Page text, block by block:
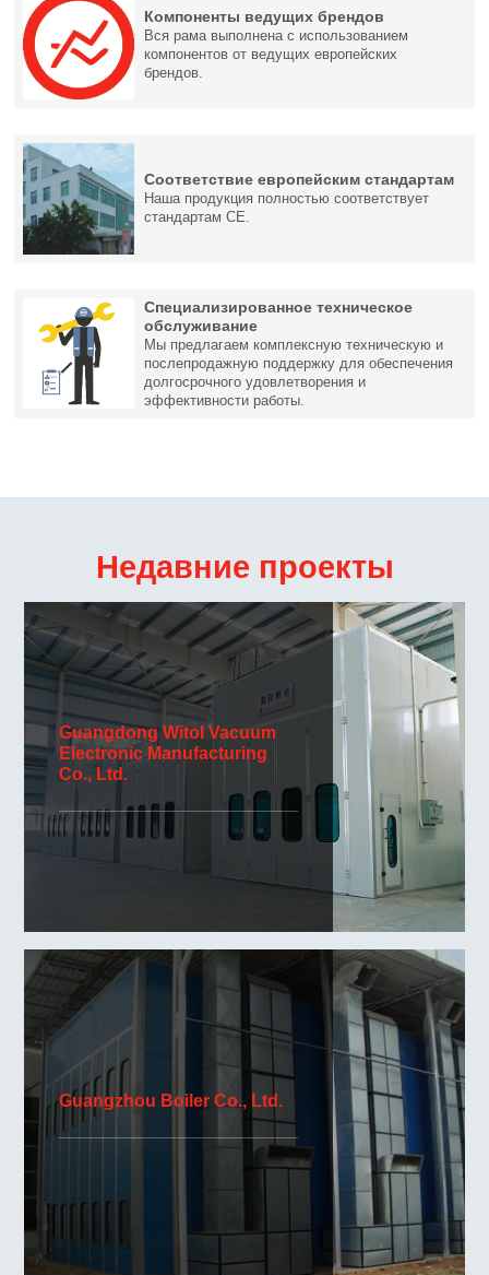
Компоненты ведущих брендов
Вся рама выполнена с использованием
компонентов от ведущих европейских
брендов.
Соответствие европейским стандартам
Наша продукция полностью соответствует
стандартам CE.
Специализированное техническое
обслуживание
Мы предлагаем комплексную техническую и
послепродажную поддержку для обеспечения
долгосрочного удовлетворения и
эффективности работы.
Недавние проекты
Guangdong Witol Vacuum
Electronic Manufacturing
Co., Ltd.
Guangzhou Boiler Co., Ltd.